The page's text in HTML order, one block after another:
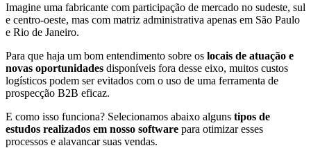
Imagine uma fabricante com participação de mercado no sudeste, sul
e centro-oeste, mas com matriz administrativa apenas em São Paulo
e Rio de Janeiro.
Para que haja um bom entendimento sobre os locais de atuação e
novas oportunidades disponíveis fora desse eixo, muitos custos
logísticos podem ser evitados com o uso de uma ferramenta de
prospecção B2B eficaz.
E como isso funciona? Selecionamos abaixo alguns tipos de
estudos realizados em nosso software para otimizar esses
processos e alavancar suas vendas.